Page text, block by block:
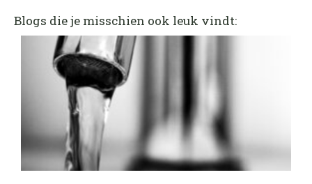
Blogs die je misschien ook leuk vindt: